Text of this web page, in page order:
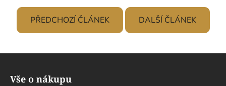
PŘEDCHOZÍ ČLÁNEK DALŠÍ ČLÁNEK
Vše o nákupu